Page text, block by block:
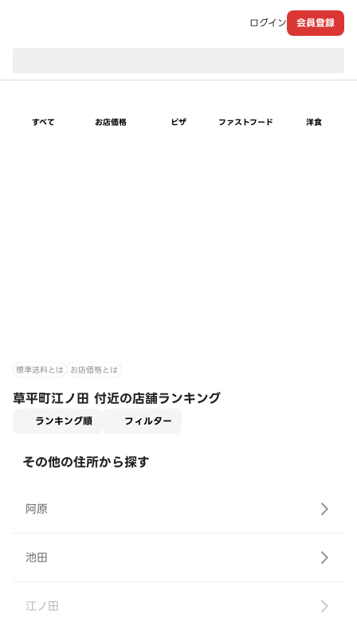
ログイン 会員登録
すべて お店価格 ピザ ファストフード 洋食
標準送料とは お店価格とは
草平町江ノ田 付近の店舗ランキング
ランキング順 フィルター
その他の住所から探す
阿原
池田
江ノ田